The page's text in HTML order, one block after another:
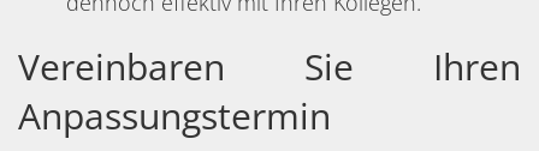
Vereinbaren Sie Ihren
Anpassungstermin